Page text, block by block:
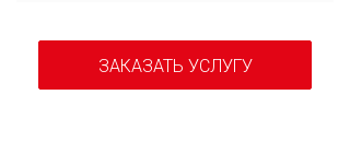
ЗАКАЗАТЬ УСЛУГУ